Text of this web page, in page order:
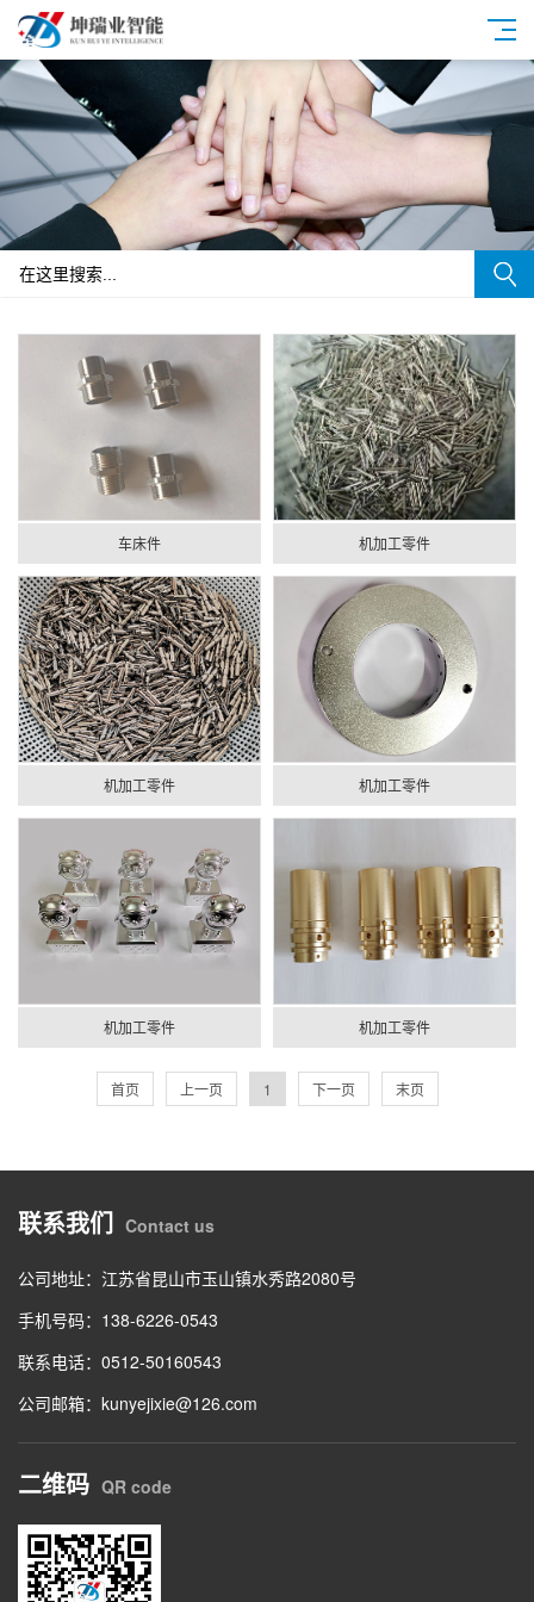
车床件 机加工零件
机加工零件 机加工零件
机加工零件 机加工零件
首页 上一页 1 下一页 末页
联系我们 Contact us
公司地址：江苏省昆山市玉山镇水秀路2080号
手机号码：138-6226-0543
联系电话：0512-50160543
公司邮箱：kunyejixie@126.com
二维码 QR code